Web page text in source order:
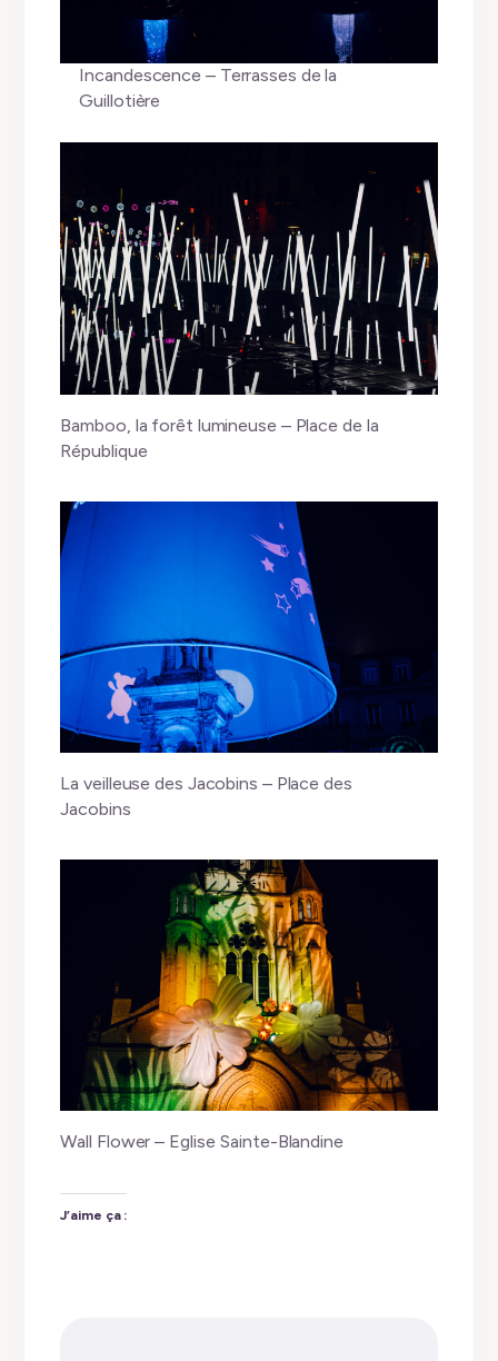
Incandescence – Terrasses de la
Guillotière
Bamboo, la forêt lumineuse – Place de la
République
La veilleuse des Jacobins – Place des
Jacobins
Wall Flower – Eglise Sainte-Blandine
J’aime ça :